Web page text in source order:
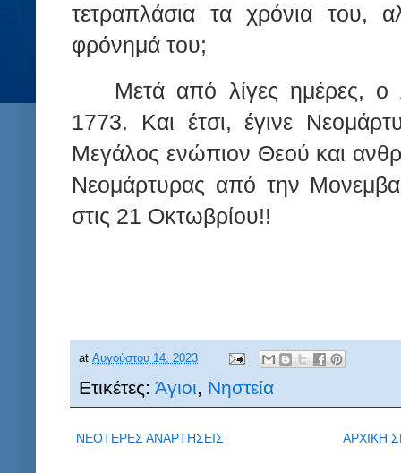
τετραπλάσια τα χρόνια του,
φρόνημά του;
Μετά από λίγες ημέρες,
1773. Και έτσι, έγινε
Μεγάλος ενώπιον Θεού και
Νεομάρτυρας από την
στις 21 Οκτωβρίου!!
at Αυγούστου 14, 2023
Ετικέτες: Άγιοι, Νηστεία
ΝΕΟΤΕΡΕΣ ΑΝΑΡΤΗΣΕΙΣ ΑΡΧΙΚΗ